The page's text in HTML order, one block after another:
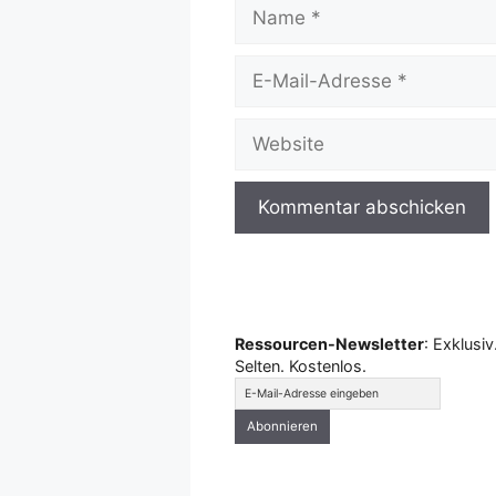
Name
Website
Ressourcen-Newsletter: Exklusiv.
Selten. Kostenlos.